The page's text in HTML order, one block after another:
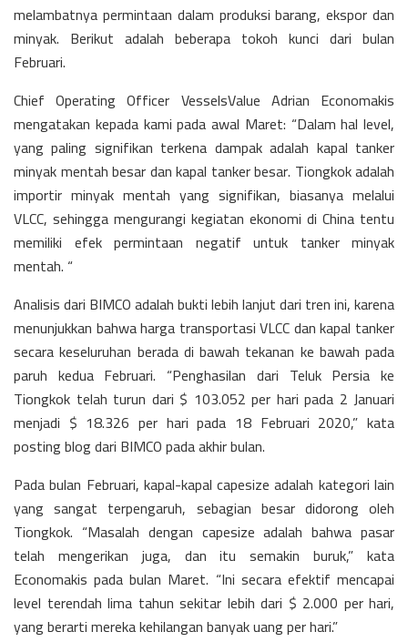
melambatnya permintaan dalam produksi barang, ekspor dan
minyak. Berikut adalah beberapa tokoh kunci dari bulan
Februari.
Chief Operating Officer VesselsValue Adrian Economakis
mengatakan kepada kami pada awal Maret: “Dalam hal level,
yang paling signifikan terkena dampak adalah kapal tanker
minyak mentah besar dan kapal tanker besar. Tiongkok adalah
importir minyak mentah yang signifikan, biasanya melalui
VLCC, sehingga mengurangi kegiatan ekonomi di China tentu
memiliki efek permintaan negatif untuk tanker minyak
mentah. “
Analisis dari BIMCO adalah bukti lebih lanjut dari tren ini, karena
menunjukkan bahwa harga transportasi VLCC dan kapal tanker
secara keseluruhan berada di bawah tekanan ke bawah pada
paruh kedua Februari. “Penghasilan dari Teluk Persia ke
Tiongkok telah turun dari $ 103.052 per hari pada 2 Januari
menjadi $ 18.326 per hari pada 18 Februari 2020,” kata
posting blog dari BIMCO pada akhir bulan.
Pada bulan Februari, kapal-kapal capesize adalah kategori lain
yang sangat terpengaruh, sebagian besar didorong oleh
Tiongkok. “Masalah dengan capesize adalah bahwa pasar
telah mengerikan juga, dan itu semakin buruk,” kata
Economakis pada bulan Maret. “Ini secara efektif mencapai
level terendah lima tahun sekitar lebih dari $ 2.000 per hari,
yang berarti mereka kehilangan banyak uang per hari.”